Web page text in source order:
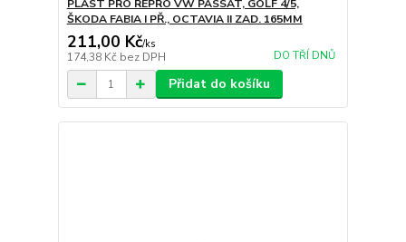
PLAST PRO REPRO VW PASSAT, GOLF 4/5,
ŠKODA FABIA I PŘ., OCTAVIA II ZAD. 165MM
211,00 Kč/ks
174,38 Kč bez DPH DO TŘÍ DNŮ
Přidat do košíku